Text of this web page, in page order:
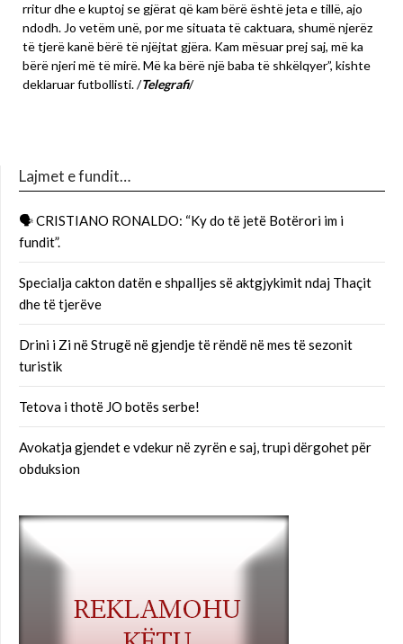
rritur dhe e kuptoj se gjërat që kam bërë është jeta e tillë, ajo
ndodh. Jo vetëm unë, por me situata të caktuara, shumë njerëz
të tjerë kanë bërë të njëjtat gjëra. Kam mësuar prej saj, më ka
bërë njeri më të mirë. Më ka bërë një baba të shkëlqyer”, kishte
deklaruar futbollisti. /Telegrafi/
Lajmet e fundit…
🗣 CRISTIANO RONALDO: “Ky do të jetë Botërori im i
fundit”.
Specialja cakton datën e shpalljes së aktgjykimit ndaj Thaçit
dhe të tjerëve
Drini i Zi në Strugë në gjendje të rëndë në mes të sezonit
turistik
Tetova i thotë JO botës serbe!
Avokatja gjendet e vdekur në zyrën e saj, trupi dërgohet për
obduksion